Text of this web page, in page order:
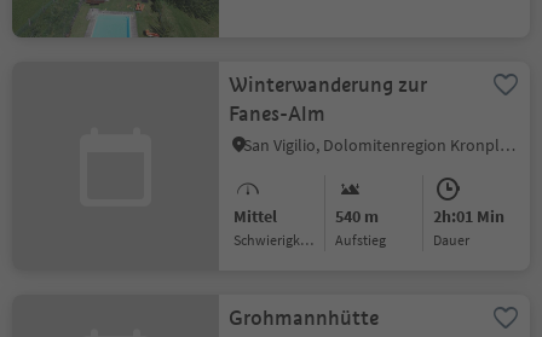
Winterwanderung zur
Fanes-Alm
San Vigilio, Dolomitenregion Kronplatz
Mittel
Schwierigkeitsgrad
540 m
Aufstieg
2h:01 Min
Dauer
Grohmannhütte